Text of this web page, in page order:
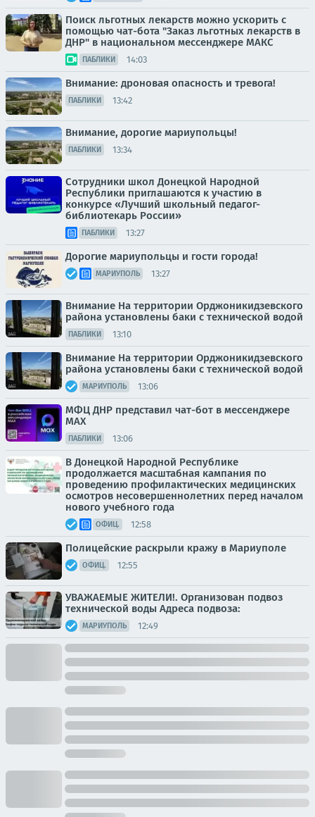
Поиск льготных лекарств можно ускорить с
помощью чат-бота "Заказ льготных лекарств в
ДНР" в национальном мессенджере МАКС
ПАБЛИКИ 14:03
Внимание: дроновая опасность и тревога!
ПАБЛИКИ 13:42
Внимание, дорогие мариупольцы!
ПАБЛИКИ 13:34
Сотрудники школ Донецкой Народной
Республики приглашаются к участию в
конкурсе «Лучший школьный педагог-
библиотекарь России»
ПАБЛИКИ 13:27
Дорогие мариупольцы и гости города!
МАРИУПОЛЬ 13:27
Внимание На территории Орджоникидзевского
района установлены баки с технической водой
ПАБЛИКИ 13:10
Внимание На территории Орджоникидзевского
района установлены баки с технической водой
МАРИУПОЛЬ 13:06
МФЦ ДНР представил чат-бот в мессенджере
MAX
ПАБЛИКИ 13:06
В Донецкой Народной Республике
продолжается масштабная кампания по
проведению профилактических медицинских
осмотров несовершеннолетних перед началом
нового учебного года
ОФИЦ. 12:58
Полицейские раскрыли кражу в Мариуполе
ОФИЦ. 12:55
УВАЖАЕМЫЕ ЖИТЕЛИ!. Организован подвоз
технической воды Адреса подвоза:
МАРИУПОЛЬ 12:49